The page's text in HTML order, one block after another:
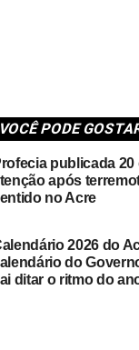
VOCÊ PODE
publicada
após
no Acre
2026 do
do
ditar o ritmo do